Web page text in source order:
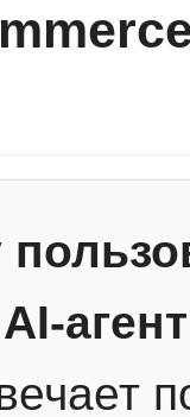
AI-агент